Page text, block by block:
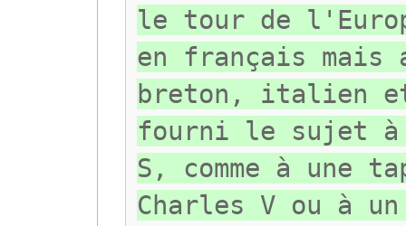
le tour de
en français mais
breton, italien
fourni le sujet à
S, comme à une
Charles V ou à